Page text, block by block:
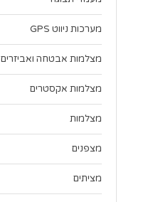
מערכות ניווט GPS
מצלמות אבטחה ואביזרים
מצלמות אקסטרים
מצלמות
מצפנים
מציתים